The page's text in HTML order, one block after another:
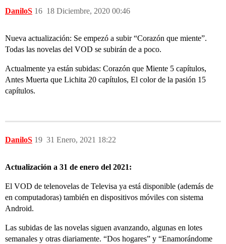
DaniloS 18 Diciembre, 2020 00:46
16
Nueva actualización: Se empezó a subir “Corazón que miente”.
Todas las novelas del VOD se subirán de a poco.
Actualmente ya están subidas: Corazón que Miente 5 capítulos,
Antes Muerta que Lichita 20 capítulos, El color de la pasión 15
capítulos.
DaniloS 31 Enero, 2021 18:22
19
Actualización a 31 de enero del 2021:
El VOD de telenovelas de Televisa ya está disponible (además de
en computadoras) también en dispositivos móviles con sistema
Android.
Las subidas de las novelas siguen avanzando, algunas en lotes
semanales y otras diariamente. “Dos hogares” y “Enamorándome